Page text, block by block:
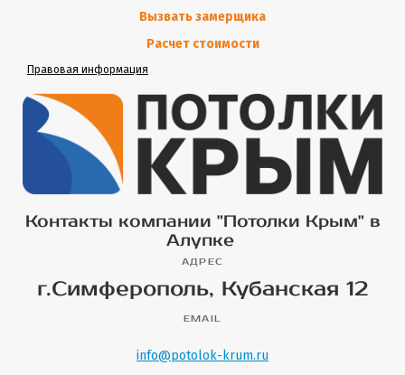
Вызвать замерщика
Расчет стоимости
Правовая информация
Контакты компании "Потолки Крым" в
Алупке
АДРЕС
г.Симферополь, Кубанская 12
EMAIL
info@potolok-krum.ru